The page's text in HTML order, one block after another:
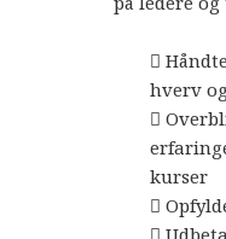

hverv

kurser
